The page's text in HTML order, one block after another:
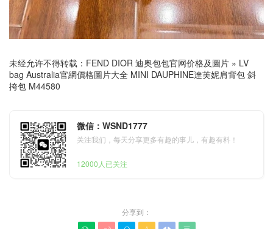
未经允许不得转载： FEND DIOR 迪奥包包官网价格及圖片 » LV
bag Australia官網價格圖片大全 MINI DAUPHINE達芙妮肩背包 斜
挎包 M44580
微信：WSND1777
关注我们，每天分享更多有趣的事儿，有趣有料！
12000人已关注
分享到：